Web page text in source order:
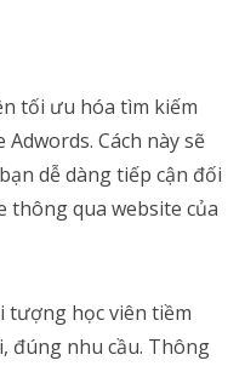
tối ưu hóa tìm kiếm
Cách này sẽ
dễ dàng tiếp cận đối
thông qua website của
tượng học viên tiềm
đúng nhu cầu. Thông